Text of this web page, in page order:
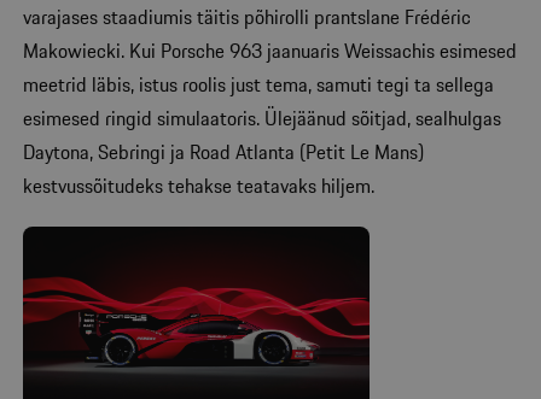
varajases staadiumis täitis põhirolli prantslane Frédéric
Makowiecki. Kui Porsche 963 jaanuaris Weissachis esimesed
meetrid läbis, istus roolis just tema, samuti tegi ta sellega
esimesed ringid simulaatoris. Ülejäänud sõitjad, sealhulgas
Daytona, Sebringi ja Road Atlanta (Petit Le Mans)
kestvussõitudeks tehakse teatavaks hiljem.